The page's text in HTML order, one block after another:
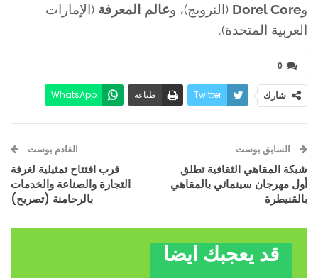
وDorel Core (النرويج)، وعالم المعرفة (الإمارات
العربية المتحدة).
0
شارك Twitter طباعة
WhatsApp
السابق بوست
شبكة المقاهي الثقافية تطلق
أول مهرجان سينمائي بالمقاهي
بالقنيطرة
القادم بوست
قرب افتتاح تمثيلية لغرفة
التجارة والصناعة والخدمات
بالرحامنة (تصريح)
قد يعجبك ايضا